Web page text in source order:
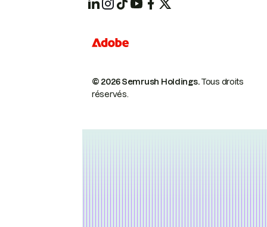
© 2026 Semrush Holdings.Tous droits
réservés.